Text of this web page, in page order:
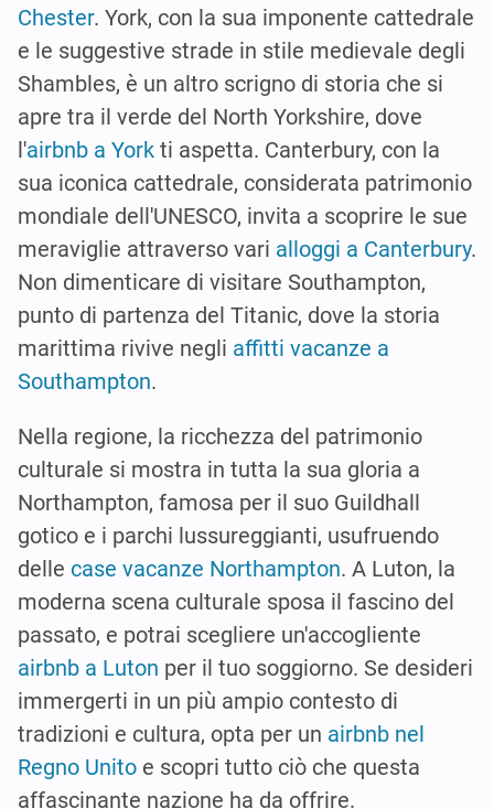
Chester. York, con la sua imponente cattedrale
e le suggestive strade in stile medievale degli
Shambles, è un altro scrigno di storia che si
apre tra il verde del North Yorkshire, dove
l'airbnb a York ti aspetta. Canterbury, con la
sua iconica cattedrale, considerata patrimonio
mondiale dell'UNESCO, invita a scoprire le sue
meraviglie attraverso vari alloggi a Canterbury.
Non dimenticare di visitare Southampton,
punto di partenza del Titanic, dove la storia
marittima rivive negli affitti vacanze a
Southampton.
Nella regione, la ricchezza del patrimonio
culturale si mostra in tutta la sua gloria a
Northampton, famosa per il suo Guildhall
gotico e i parchi lussureggianti, usufruendo
delle case vacanze Northampton. A Luton, la
moderna scena culturale sposa il fascino del
passato, e potrai scegliere un'accogliente
airbnb a Luton per il tuo soggiorno. Se desideri
immergerti in un più ampio contesto di
tradizioni e cultura, opta per un airbnb nel
Regno Unito e scopri tutto ciò che questa
affascinante nazione ha da offrire.